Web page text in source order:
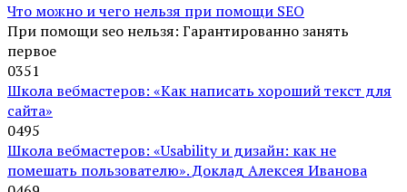
Что можно и чего нельзя при помощи SEO
При помощи seo нельзя: Гарантированно занять
первое
0351
Школа вебмастеров: «Как написать хороший текст для
сайта»
0495
Школа вебмастеров: «Usability и дизайн: как не
помешать пользователю». Доклад Алексея Иванова